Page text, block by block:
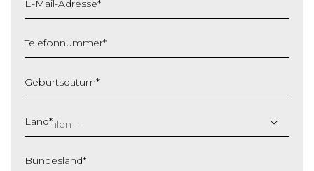
E-Mail-Adresse*
Telefonnummer*
Geburtsdatum*
T
S
h
Land*
Bundesland*